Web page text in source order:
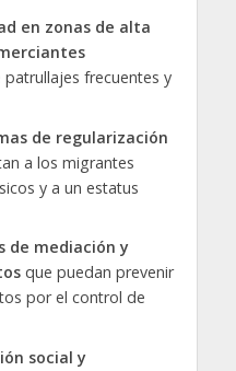
en zonas de alta
frecuentes y
de regularización
a los migrantes
y a un estatus
de mediación y
que puedan prevenir
por el control de
social y